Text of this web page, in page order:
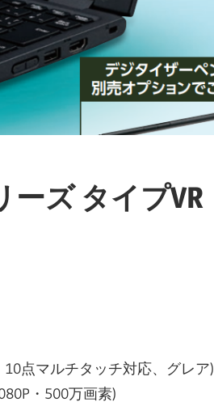
ーズ タイプVR
10点マルチタッチ対応、グレア)
・500万画素)